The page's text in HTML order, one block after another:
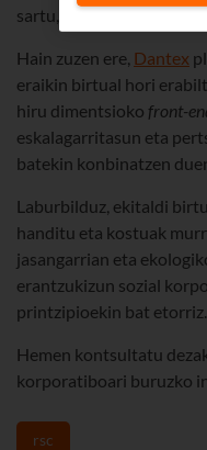
sartu, eta sektoreko
Hain zuzen ere, Dantex
eraikin birtual hori
hiru dimentsioko front-
eskalagarritasun eta
batekin konbinatzen
Laburbilduz, ekitaldi
handitu eta kostuak
jasangarrian eta
erantzukizun sozial
printzipioekin bat etorriz.
Hemen kontsultatu
korporatiboari buruzko
rsc